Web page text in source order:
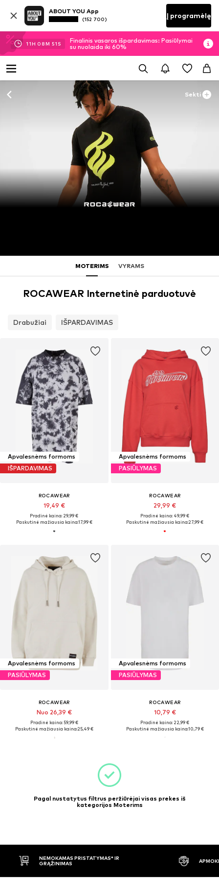
ABOUT YOU App
(152 700) Į programėlę
11H 08M 51 S
Finalinis vasaros išpardavimas: Pasiūlymai
su nuolaida iki 60%
Sekti
MOTERIMS VYRAMS
ROCAWEAR Internetinė parduotuvė
Drabužiai IŠPARDAVIMAS
Apvalesnėms formoms
IŠPARDAVIMAS
ROCAWEAR
19,49 €
Pradinė kaina: 29,99 €
Paskutinė mažiausia kaina:17,99 €
Apvalesnėms formoms
PASIŪLYMAS
ROCAWEAR
29,99 €
Pradinė kaina: 49,99 €
Paskutinė mažiausia kaina:27,99 €
Apvalesnėms formoms
PASIŪLYMAS
ROCAWEAR
Nuo 26,39 €
Pradinė kaina: 59,99 €
Paskutinė mažiausia kaina:25,49 €
Apvalesnėms formoms
PASIŪLYMAS
ROCAWEAR
10,79 €
Pradinė kaina: 22,99 €
Paskutinė mažiausia kaina:10,79 €
Pagal nustatytus filtrus peržiūrėjai visas prekes iš
kategorijos Moterims
NEMOKAMAS PRISTATYMAS* IR
GRĄŽINIMAS